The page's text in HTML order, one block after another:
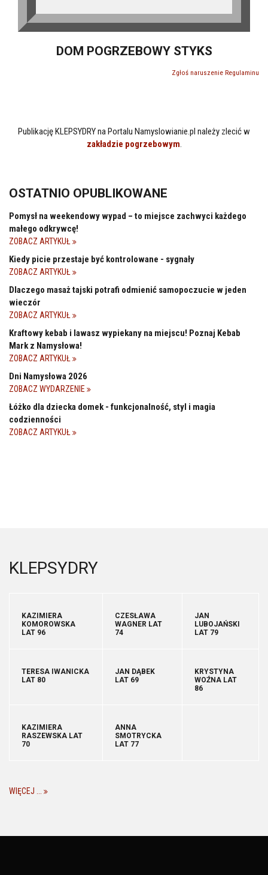
DOM POGRZEBOWY STYKS
Zgłoś naruszenie Regulaminu
Publikację KLEPSYDRY na Portalu Namyslowianie.pl należy zlecić w
zakładzie pogrzebowym
OSTATNIO OPUBLIKOWANE
Pomysł na weekendowy wypad – to miejsce zachwyci każdego
małego odkrywcę!
ZOBACZ ARTYKUŁ
Kiedy picie przestaje być kontrolowane - sygnały
ZOBACZ ARTYKUŁ
Dlaczego masaż tajski potrafi odmienić samopoczucie w jeden
wieczór
ZOBACZ ARTYKUŁ
Kraftowy kebab i lawasz wypiekany na miejscu! Poznaj Kebab
Mark z Namysłowa!
ZOBACZ ARTYKUŁ
Dni Namysłowa 2026
ZOBACZ WYDARZENIE
Łóżko dla dziecka domek - funkcjonalność, styl i magia
codzienności
ZOBACZ ARTYKUŁ
KLEPSYDRY
KAZIMIERA
KOMOROWSKA
LAT 96
CZESŁAWA
WAGNER LAT
74
JAN
LUBOJAŃSKI
LAT 79
TERESA IWANICKA
LAT 80
JAN DĄBEK
LAT 69
KRYSTYNA
WOŹNA LAT
86
KAZIMIERA
RASZEWSKA LAT
70
ANNA
SMOTRYCKA
LAT 77
WIĘCEJ ...